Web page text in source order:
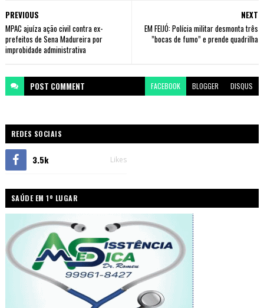
NEXT
EM FEIJÓ: Polícia militar desmonta três
”bocas de fumo” e prende quadrilha
PREVIOUS
MPAC ajuíza ação civil contra ex-
prefeitos de Sena Madureira por
improbidade administrativa
POST COMMENT FACEBOOK BLOGGER DISQUS
REDES SOCIAIS
3.5k Likes
SAÚDE EM 1º LUGAR